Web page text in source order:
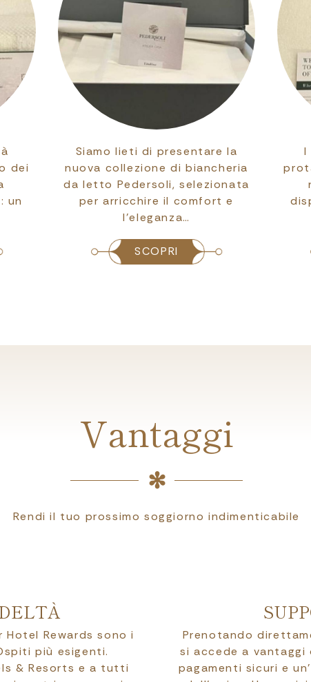
dei
un
Siamo lieti di presentare la
nuova collezione di biancheria
da letto Pedersoli, selezionata
per arricchire il comfort e
l’eleganza…
SCOPRI
I
Vantaggi
Rendi il tuo prossimo soggiorno indimenticabile
Rewards sono i
più esigenti.
& Resorts e a tutti
Prenotando
si accede a
pagamenti sicuri e